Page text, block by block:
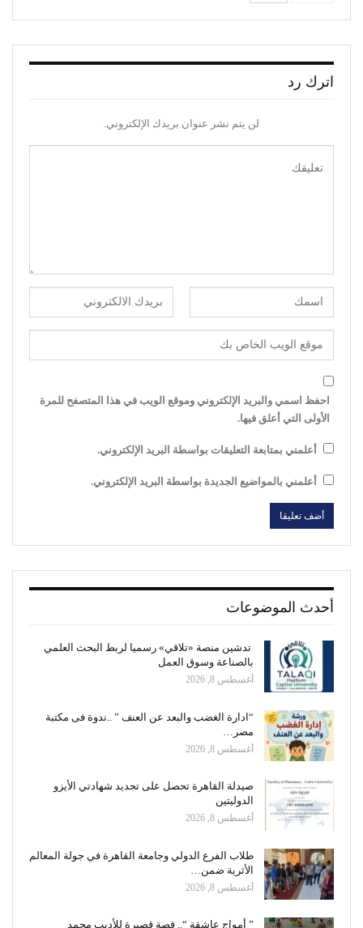
اترك رد
لن يتم نشر عنوان بريدك الإلكتروني.
احفظ اسمي والبريد الإلكتروني وموقع الويب في هذا المتصفح للمرة
الأولى التي أعلق فيها.
أعلمني بمتابعة التعليقات بواسطة البريد الإلكتروني.
أعلمني بالمواضيع الجديدة بواسطة البريد الإلكتروني.
أحدث الموضوعات
تدشين منصة «تلاقي» رسميا لربط البحث العلمي
بالصناعة وسوق العمل
أغسطس 8, 2026
“ادارة الغضب والبعد عن العنف ” ..ندوة فى مكتبة
مصر…
أغسطس 8, 2026
صيدلة القاهرة تحصل على تجديد شهادتي الأيزو
الدوليتين
أغسطس 8, 2026
طلاب الفرع الدولي وجامعة القاهرة في جولة المعالم
الأثرية ضمن…
أغسطس 8, 2026
” أمواج عاشقة “.. قصة قصيرة للأديب محمد